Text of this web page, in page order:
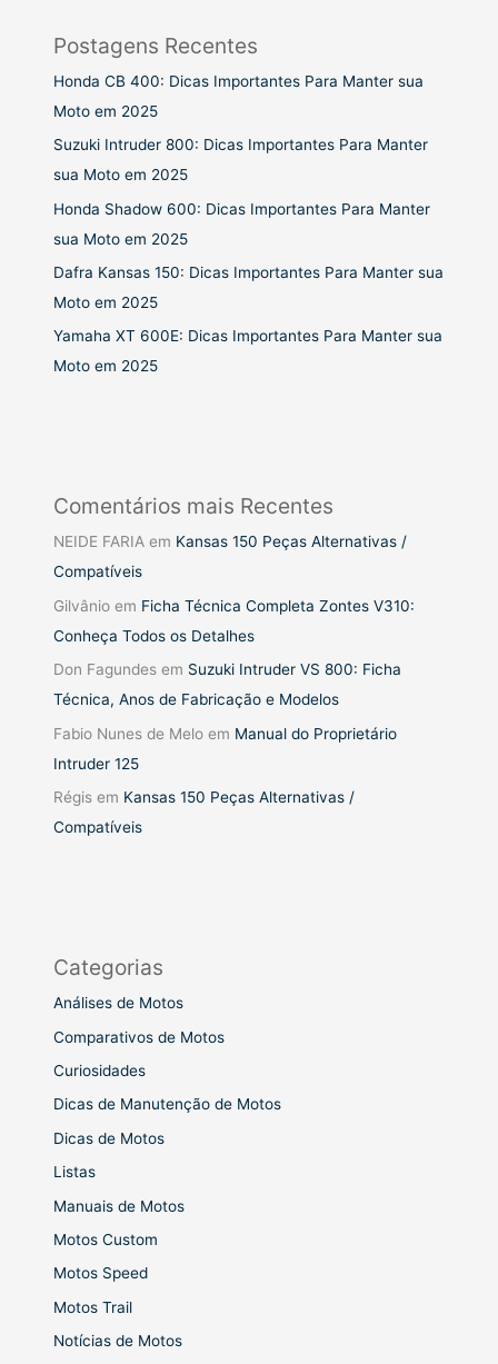
Postagens Recentes
Honda CB 400: Dicas Importantes Para Manter sua
Moto em 2025
Suzuki Intruder 800: Dicas Importantes Para Manter
sua Moto em 2025
Honda Shadow 600: Dicas Importantes Para Manter
sua Moto em 2025
Dafra Kansas 150: Dicas Importantes Para Manter sua
Moto em 2025
Yamaha XT 600E: Dicas Importantes Para Manter sua
Moto em 2025
Comentários mais Recentes
NEIDE FARIA em Kansas 150 Peças Alternativas /
Compatíveis
Gilvânio em Ficha Técnica Completa Zontes V310:
Conheça Todos os Detalhes
Don Fagundes em Suzuki Intruder VS 800: Ficha
Técnica, Anos de Fabricação e Modelos
Fabio Nunes de Melo em Manual do Proprietário
Intruder 125
Régis em Kansas 150 Peças Alternativas /
Compatíveis
Categorias
Análises de Motos
Comparativos de Motos
Curiosidades
Dicas de Manutenção de Motos
Dicas de Motos
Listas
Manuais de Motos
Motos Custom
Motos Speed
Motos Trail
Notícias de Motos